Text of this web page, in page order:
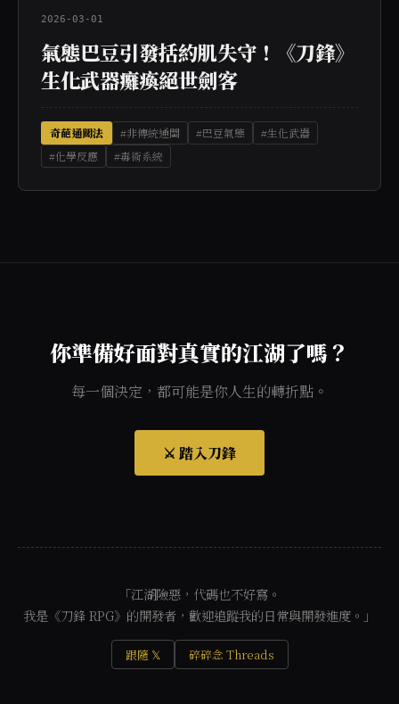
2026-03-01
氣態巴豆引發括約肌失守！《刀鋒》
生化武器癱瘓絕世劍客
奇葩通關法 #非傳統通關 #巴豆氣態
#生化武器
#化學反應
#毒術系統
你準備好面對真實的江湖了嗎？
每一個決定，都可能是你人生的轉折點。
⚔️ 踏入刀鋒
「江湖險惡，代碼也不好寫。
我是《刀鋒 RPG》的開發者，歡迎追蹤我的日常與開發進度。」
跟隨 𝕏 碎碎念 Threads